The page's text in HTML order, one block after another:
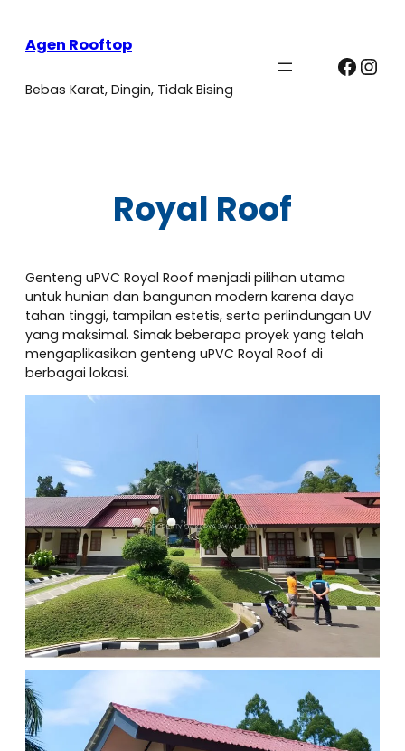
Agen Rooftop
Bebas Karat, Dingin, Tidak Bising
Royal Roof
Genteng uPVC Royal Roof menjadi pilihan utama
untuk hunian dan bangunan modern karena daya
tahan tinggi, tampilan estetis, serta perlindungan UV
yang maksimal. Simak beberapa proyek yang telah
mengaplikasikan genteng uPVC Royal Roof di
berbagai lokasi.